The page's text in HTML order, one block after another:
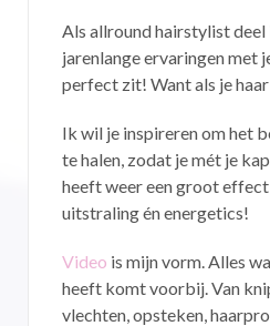
Als allround hairstylist deel
jarenlange ervaringen met
perfect zit! Want als je
Ik wil je inspireren om het
te halen, zodat je mét je
heeft weer een groot
uitstraling én energetics!
Video is mijn vorm. Alles
heeft komt voorbij. Van
vlechten, opsteken,